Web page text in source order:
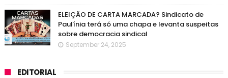
ELEIÇÃO DE CARTA MARCADA? Sindicato de
Paulínia terá só uma chapa e levanta suspeitas
sobre democracia sindical
September 24, 2025
EDITORIAL